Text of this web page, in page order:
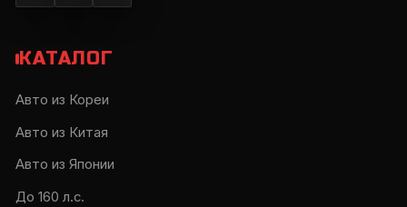
КАТАЛОГ
Авто из Кореи
Авто из Китая
Авто из Японии
До 160 л.с.